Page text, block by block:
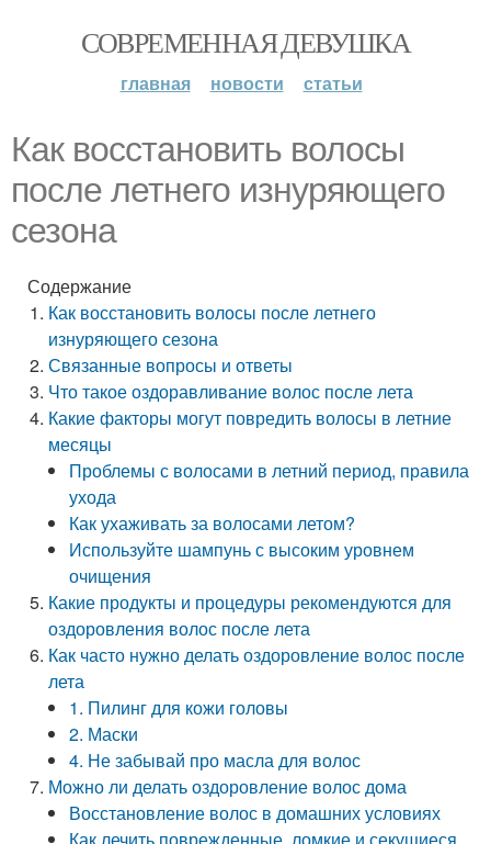
СОВРЕМЕННАЯ ДЕВУШКА
главная новости статьи
Как восстановить волосы
после летнего изнуряющего
сезона
Содержание
Как восстановить волосы после летнего
изнуряющего сезона
Связанные вопросы и ответы
Что такое оздоравливание волос после лета
Какие факторы могут повредить волосы в летние
месяцы
Проблемы с волосами в летний период, правила
ухода
Как ухаживать за волосами летом?
Используйте шампунь с высоким уровнем
очищения
Какие продукты и процедуры рекомендуются для
оздоровления волос после лета
Как часто нужно делать оздоровление волос после
лета
1. Пилинг для кожи головы
2. Маски
4. Не забывай про масла для волос
Можно ли делать оздоровление волос дома
Восстановление волос в домашних условиях